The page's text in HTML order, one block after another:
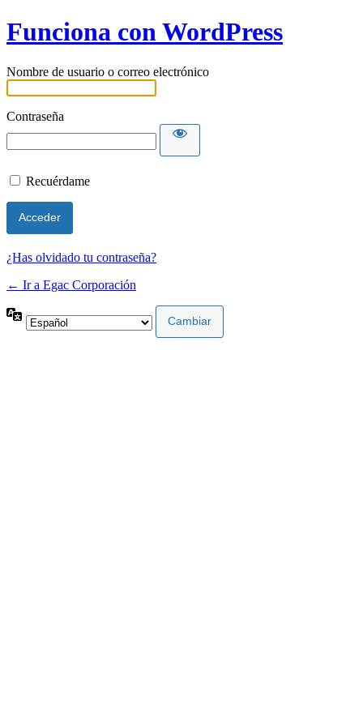
Funciona con WordPress
Nombre de usuario o correo electrónico
Contraseña
Recuérdame
¿Has olvidado tu contraseña?
← Ir a Egac Corporación